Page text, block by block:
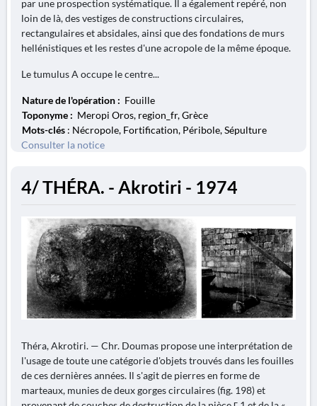
par une prospection systématique. Il a également repéré, non
loin de là, des vestiges de constructions circulaires,
rectangulaires et absidales, ainsi que des fondations de murs
hellénistiques et les restes d'une acropole de la même époque.
Le tumulus A occupe le centre...
Nature de l'opération : Fouille
Toponyme : Meropi Oros, region_fr, Grèce
Mots-clés : Nécropole, Fortification, Péribole, Sépulture
Consulter la notice
4/ THÉRA. - Akrotiri - 1974
Théra, Akrotiri. — Chr. Doumas propose une interprétation de
l'usage de toute une catégorie d'objets trouvés dans les fouilles
de ces dernières années. Il s'agit de pierres en forme de
marteaux, munies de deux gorges circulaires (fig. 198) et